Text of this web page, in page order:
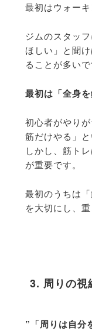
最初はウォーキ
ジムのスタッ
ほしい」 と聞
ることが多いで
最初は「全身
初心者がやり
筋だけやる」
しかし、 筋ト
が重要です。
最初のうちは
を大切にし、
3. 周りの視
”「周りは自分